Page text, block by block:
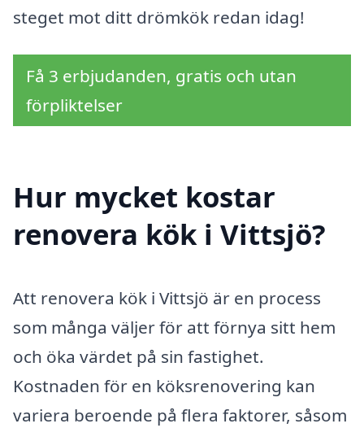
steget mot ditt drömkök redan idag!
Få 3 erbjudanden, gratis och utan
förpliktelser
Hur mycket kostar
renovera kök i Vittsjö?
Att renovera kök i Vittsjö är en process
som många väljer för att förnya sitt hem
och öka värdet på sin fastighet.
Kostnaden för en köksrenovering kan
variera beroende på flera faktorer, såsom